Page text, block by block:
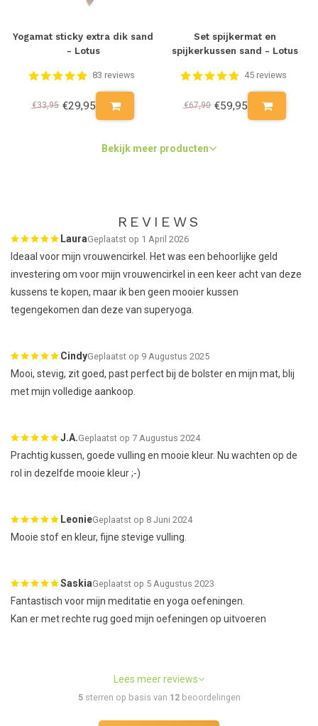
Yogamat sticky extra dik sand
- Lotus
83 reviews
€33,95 €29,95
Set spijkermat en
spijkerkussen sand - Lotus
45 reviews
€67,90 €59,95
Bekijk meer producten
REVIEWS
LauraGeplaatst op 1 April 2026
Ideaal voor mijn vrouwencirkel. Het was een behoorlijke geld
investering om voor mijn vrouwencirkel in een keer acht van deze
kussens te kopen, maar ik ben geen mooier kussen
tegengekomen dan deze van superyoga.
CindyGeplaatst op 9 Augustus 2025
Mooi, stevig, zit goed, past perfect bij de bolster en mijn mat, blij
met mijn volledige aankoop.
J.A.Geplaatst op 7 Augustus 2024
Prachtig kussen, goede vulling en mooie kleur. Nu wachten op de
rol in dezelfde mooie kleur ;-)
LeonieGeplaatst op 8 Juni 2024
Mooie stof en kleur, fijne stevige vulling.
SaskiaGeplaatst op 5 Augustus 2023
Fantastisch voor mijn meditatie en yoga oefeningen.
Kan er met rechte rug goed mijn oefeningen op uitvoeren
Lees meer reviews
5sterren op basis van 12beoordelingen